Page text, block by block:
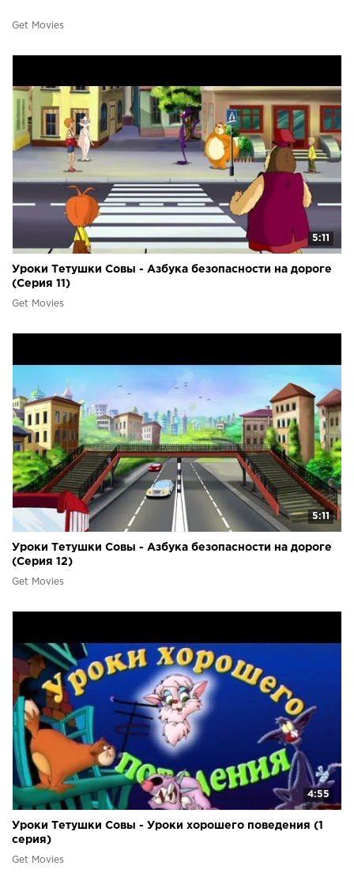
Get Movies
5:11
Уроки Тетушки Совы - Азбука безопасности на дороге
(Серия 11)
Get Movies
5:11
Уроки Тетушки Совы - Азбука безопасности на дороге
(Серия 12)
Get Movies
4:55
Уроки Тетушки Совы - Уроки хорошего поведения (1
серия)
Get Movies